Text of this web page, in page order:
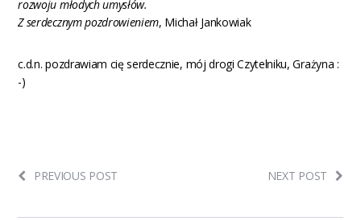
rozwoju młodych umysłów.
Z serdecznym pozdrowieniem, Michał Jankowiak
c.d.n. pozdrawiam cię serdecznie, mój drogi Czytelniku, Grażyna :
-)
PREVIOUS POST NEXT POST